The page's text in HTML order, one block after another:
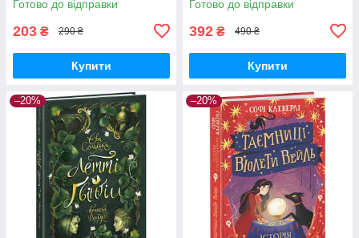
Готово до відправки
203 ₴ 290 ₴
Купити
Готово до відправки
392 ₴ 490 ₴
Купити
–20% –20%